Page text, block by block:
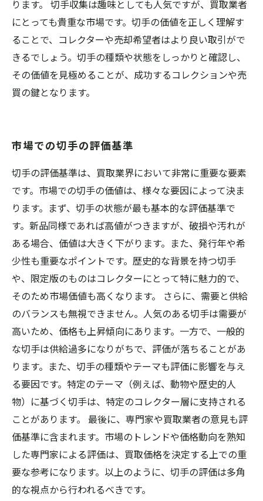
ります。 切手収集は趣味としても人気ですが、買取業者
にとっても貴重な市場です。切手の価値を正しく理解す
ることで、コレクターや売却希望者はより良い取引がで
きるでしょう。切手の種類や状態をしっかりと確認し、
その価値を見極めることが、成功するコレクションや売
買の鍵となります。
市場での切手の評価基準
切手の評価基準は、買取業界において非常に重要な要素
です。市場での切手の価値は、様々な要因によって決ま
ります。まず、切手の状態が最も基本的な評価基準で
す。新品同様であれば高値がつきますが、破損や汚れが
ある場合、価値は大きく下がります。また、発行年や希
少性も重要なポイントです。歴史的な背景を持つ切手
や、限定版のものはコレクターにとって特に魅力的で、
そのため市場価値も高くなります。 さらに、需要と供給
のバランスも無視できません。人気のある切手は需要が
高いため、価格も上昇傾向にあります。一方で、一般的
な切手は供給過多になりがちで、評価が落ちることがあ
ります。また、切手の種類やテーマも評価に影響を与え
る要因です。特定のテーマ（例えば、動物や歴史的人
物）に基づく切手は、特定のコレクター層に支持される
ことがあります。 最後に、専門家や買取業者の意見も評
価基準に含まれます。市場のトレンドや価格動向を熟知
した専門家による評価は、買取価格を決定する上での重
要な参考になります。以上のように、切手の評価は多角
的な視点から行われるべきです。